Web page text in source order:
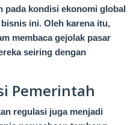
pada kondisi ekonomi global
ini. Oleh karena itu,
membaca gejolak pasar
seiring dengan
Pemerintah
regulasi juga menjadi